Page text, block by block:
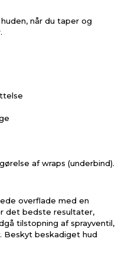
når du taper og
af wraps (underbind).
overflade med en
det bedste resultater,
tilstopning af sprayventil,
Beskyt beskadiget hud